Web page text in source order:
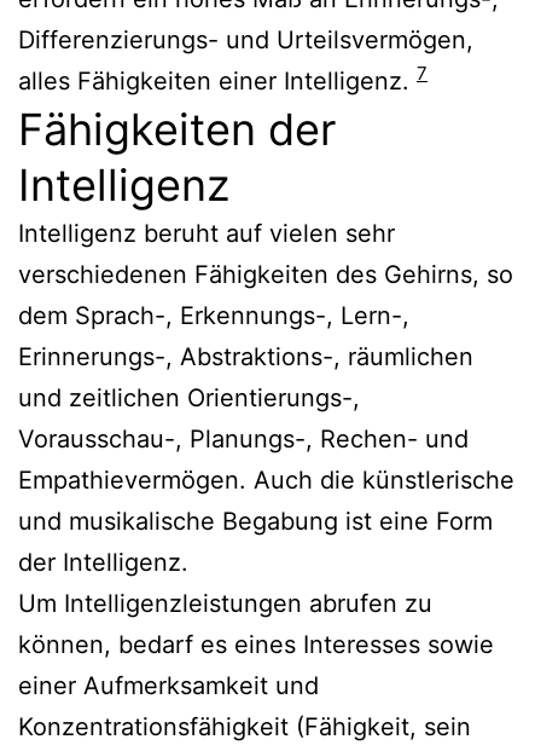
Differenzierungs- und Urteilsvermögen,
alles Fähigkeiten einer Intelligenz. 7
Fähigkeiten der
Intelligenz
Intelligenz beruht auf vielen sehr
verschiedenen Fähigkeiten des Gehirns, so
dem Sprach-, Erkennungs-, Lern-,
Erinnerungs-, Abstraktions-, räumlichen
und zeitlichen Orientierungs-,
Vorausschau-, Planungs-, Rechen- und
Empathievermögen. Auch die künstlerische
und musikalische Begabung ist eine Form
der Intelligenz.
Um Intelligenzleistungen abrufen zu
können, bedarf es eines Interesses sowie
einer Aufmerksamkeit und
Konzentrationsfähigkeit (Fähigkeit, sein